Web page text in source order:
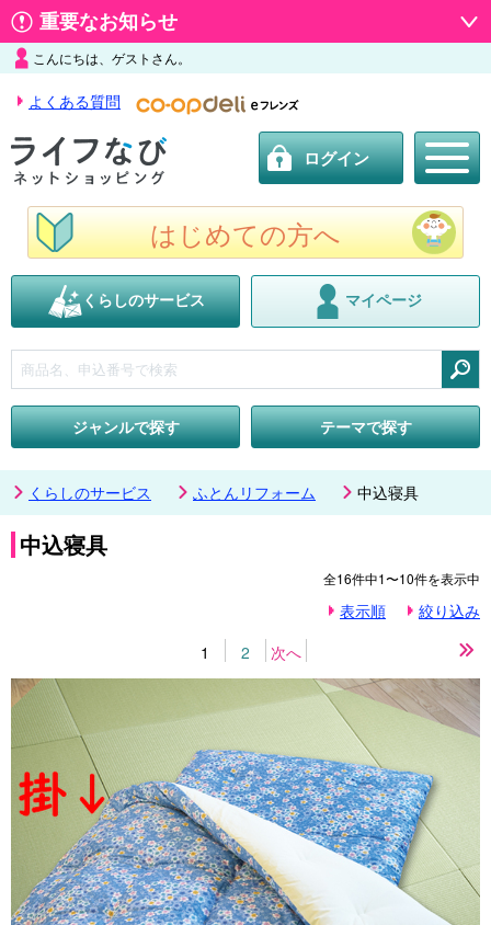
重要なお知らせ
こんにちは、ゲストさん。
よくある質問
ログイン
はじめての方へ
くらしのサービス マイページ
ジャンルで探す
テーマで探す
くらしのサービス ふとんリフォーム 中込寝具
中込寝具
全16件中1〜10件を表示中
表示順
絞り込み
1
2 次へ
後
の
ペ
ー